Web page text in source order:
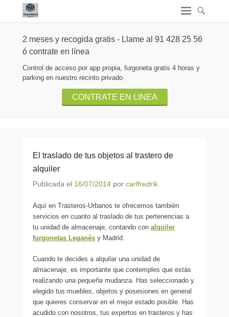
2 meses y recogida gratis - Llame al 91 428 25 56
ó contrate en línea
Control de acceso por app propia, furgoneta gratis 4 horas y
parking en nuestro recinto privado
CONTRATE EN LINEA
El traslado de tus objetos al trastero de
alquiler
Publicada el 16/07/2014 por carlfredrik
Aquí en Trasteros-Urbanos te ofrecemos también
servicios en cuanto al traslado de tus pertenencias a
tu unidad de almacenaje, contando con alquiler
furgonetas Leganés y Madrid.
Cuando te decides a alquilar una unidad de
almacenaje, es importante que contemples que estás
realizando una pequeña mudanza. Has seleccionado y
elegido tus muebles, objetos y posesiones en general
que quieres conservar en el mejor estado posible. Has
acudido con nosotros, tus expertos en trasteros y has